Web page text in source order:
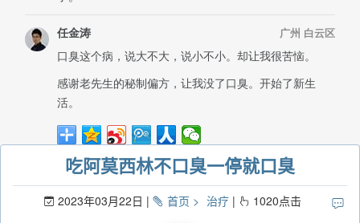
吃阿莫西林不口臭一停就口臭
2023年03月22日 首页 治疗 1020点击